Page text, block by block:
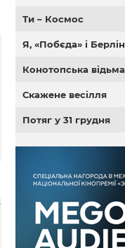
Ти – Космос
Я, «Побєда» і Берлін
Конотопська відьма
Скажене весілля
Потяг у 31 грудня